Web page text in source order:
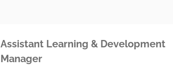
Assistant Learning & Development
Manager